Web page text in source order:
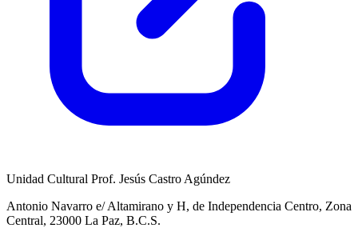
Unidad Cultural Prof. Jesús Castro Agúndez
Antonio Navarro e/ Altamirano y H, de Independencia Centro, Zona
Central, 23000 La Paz, B.C.S.